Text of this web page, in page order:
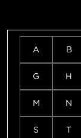
A B
G H
M N
S T